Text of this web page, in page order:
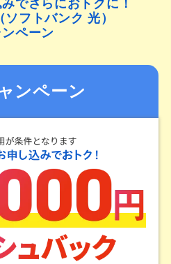
でさらにおトクに！
フトバンク 光）
ペーン
ンペーン